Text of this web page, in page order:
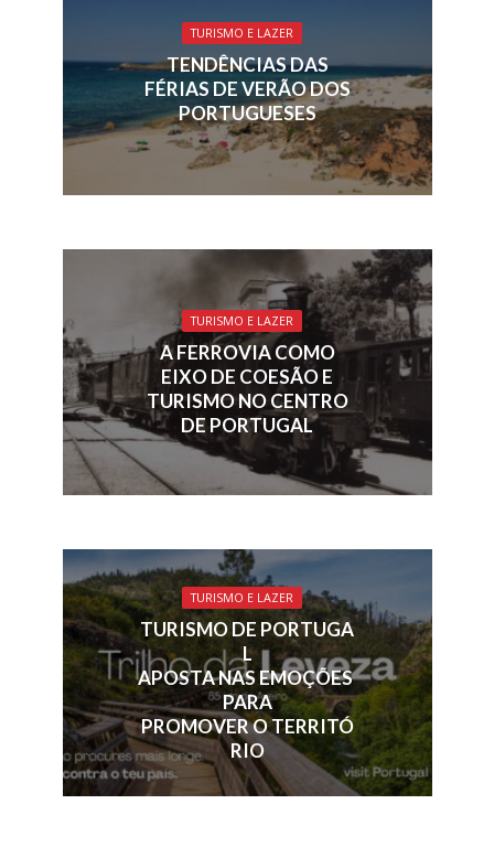
k
s
p
TURISMO E LAZER
TENDÊNCIAS DAS
FÉRIAS DE VERÃO DOS
PORTUGUESES
TURISMO E LAZER
A FERROVIA COMO
EIXO DE COESÃO E
TURISMO NO CENTRO
DE PORTUGAL
TURISMO E LAZER
TURISMO DE PORTUGA
L
APOSTA NAS EMOÇÕES
PARA
PROMOVER O TERRITÓ
RIO